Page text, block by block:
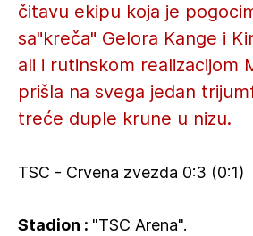
čitavu ekipu koja je
sa"kreča" Gelora Kange i
ali i rutinskom realizacijom
prišla na svega jedan
treće duple krune u nizu.
TSC - Crvena zvezda 0:3 (0:1)
Stadion : "TSC Arena".